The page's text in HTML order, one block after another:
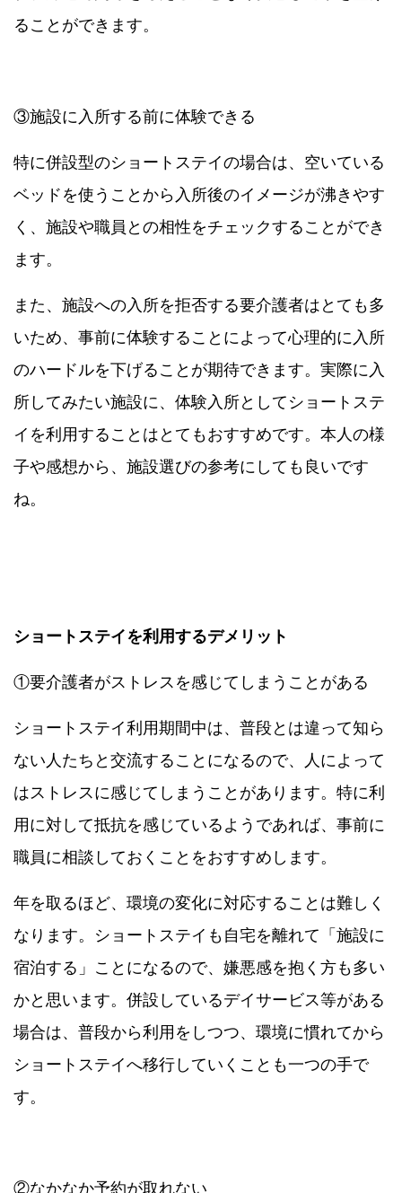
ることができます。
③施設に入所する前に体験できる
特に併設型のショートステイの場合は、空いている
ベッドを使うことから入所後のイメージが沸きやす
く、施設や職員との相性をチェックすることができ
ます。
また、施設への入所を拒否する要介護者はとても多
いため、事前に体験することによって心理的に入所
のハードルを下げることが期待できます。実際に入
所してみたい施設に、体験入所としてショートステ
イを利用することはとてもおすすめです。本人の様
子や感想から、施設選びの参考にしても良いです
ね。
ショートステイを利用するデメリット
①要介護者がストレスを感じてしまうことがある
ショートステイ利用期間中は、普段とは違って知ら
ない人たちと交流することになるので、人によって
はストレスに感じてしまうことがあります。特に利
用に対して抵抗を感じているようであれば、事前に
職員に相談しておくことをおすすめします。
年を取るほど、環境の変化に対応することは難しく
なります。ショートステイも自宅を離れて「施設に
宿泊する」ことになるので、嫌悪感を抱く方も多い
かと思います。併設しているデイサービス等がある
場合は、普段から利用をしつつ、環境に慣れてから
ショートステイへ移行していくことも一つの手で
す。
②なかなか予約が取れない